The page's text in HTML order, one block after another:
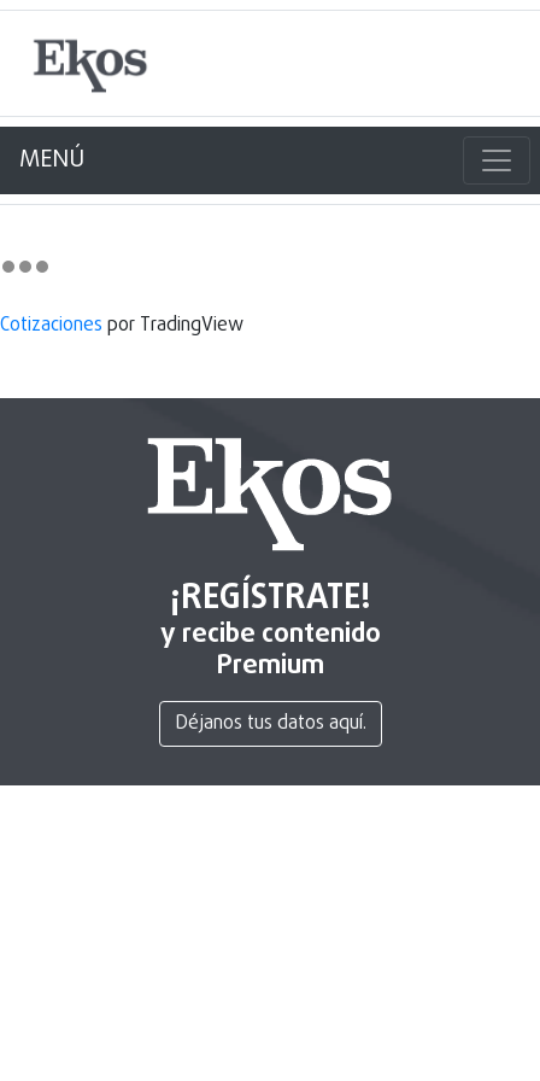
MENÚ
Cotizaciones por TradingView
¡REGÍSTRATE!
y recibe contenido
Premium
Déjanos tus datos aquí.